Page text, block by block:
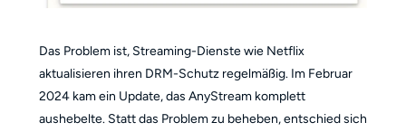
Das Problem ist, Streaming-Dienste wie Netflix
aktualisieren ihren DRM-Schutz regelmäßig. Im Februar
2024 kam ein Update, das AnyStream komplett
aushebelte. Statt das Problem zu beheben, entschied sich